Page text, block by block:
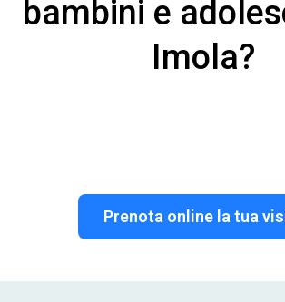
bambini e
Imola?
Prenota online la tua